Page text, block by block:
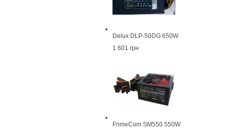
Delux DLP-50DG 650W
1 601 грн
FrimeCom SM550 550W